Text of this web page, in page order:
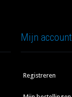
Mijn account
Registreren